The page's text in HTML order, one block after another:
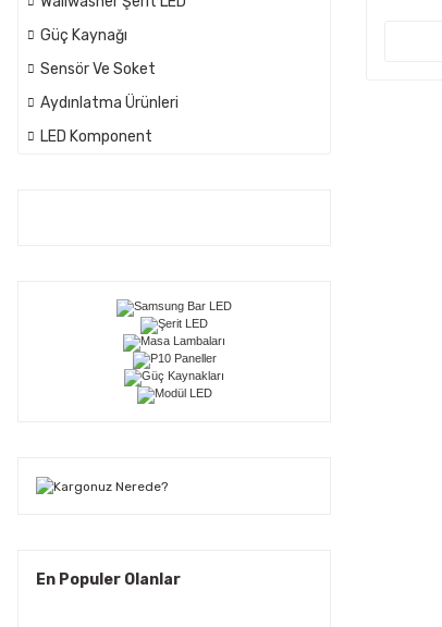
Güç Kaynağı
Sensör Ve Soket
Aydınlatma Ürünleri
LED Komponent
En Populer Olanlar